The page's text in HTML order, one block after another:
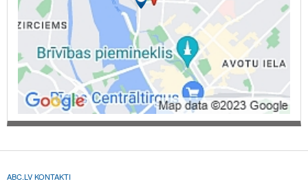
ABC.LV KONTAKTI